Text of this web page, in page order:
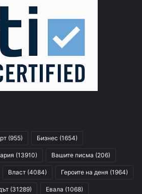
(955) Бизнес (1654)
(13910) Вашите писма (206)
Власт (4084) Героите на деня (1964)
(31289) Евала (1068)